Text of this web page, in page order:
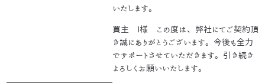
いたします。
買主 I様 この度は、弊社にてご契約頂
き誠にありがとうございます。今後も全力
でサポートさせていただきます。引き続き
よろしくお願いいたします。